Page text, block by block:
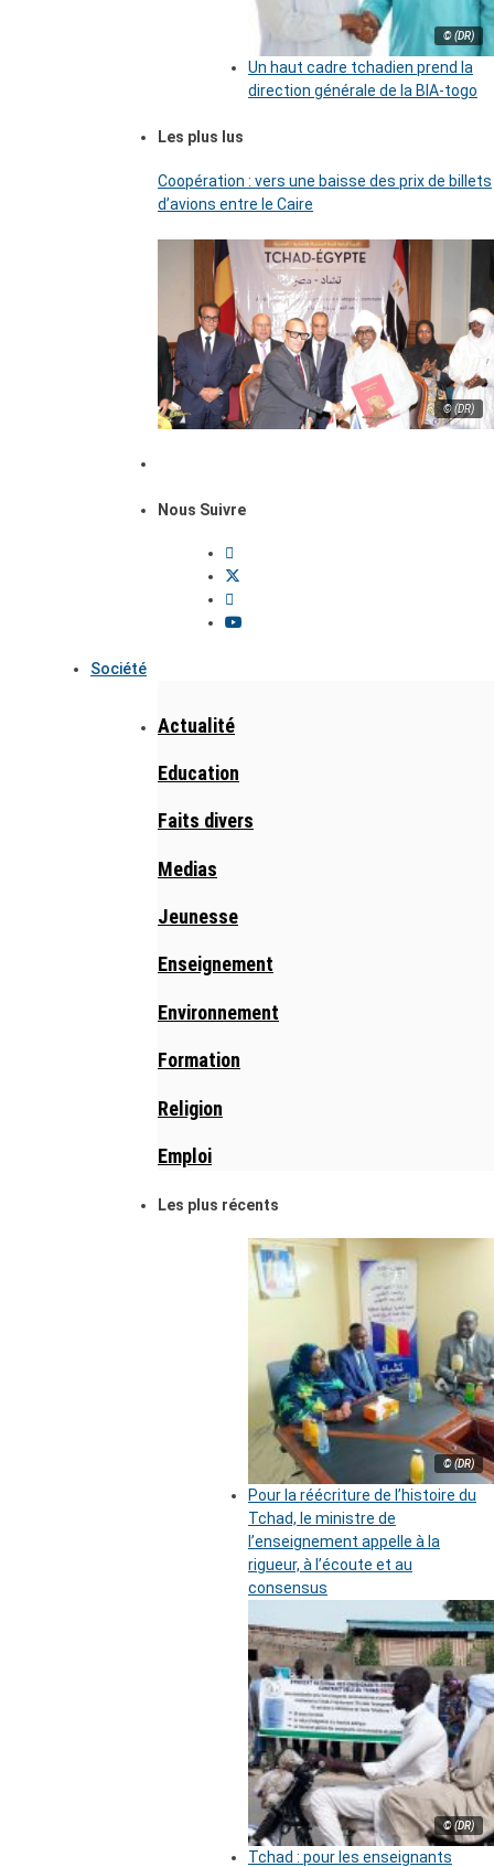
© (DR)
Un haut cadre tchadien prend la
direction générale de la BIA-togo
Les plus lus
Coopération : vers une baisse des prix de billets
d’avions entre le Caire
© (DR)
Nous Suivre
Société
Actualité
Education
Faits divers
Medias
Jeunesse
Enseignement
Environnement
Formation
Religion
Emploi
Les plus récents
© (DR)
Pour la réécriture de l’histoire du
Tchad, le ministre de
l’enseignement appelle à la
rigueur, à l’écoute et au
consensus
© (DR)
Tchad : pour les enseignants